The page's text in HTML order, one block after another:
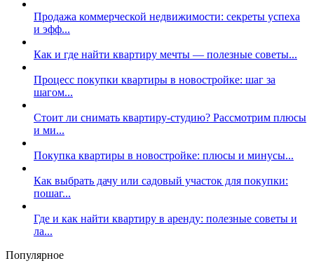
Продажа коммерческой недвижимости: секреты успеха
и эфф...
Как и где найти квартиру мечты — полезные советы...
Процесс покупки квартиры в новостройке: шаг за
шагом...
Стоит ли снимать квартиру-студию? Рассмотрим плюсы
и ми...
Покупка квартиры в новостройке: плюсы и минусы...
Как выбрать дачу или садовый участок для покупки:
пошаг...
Где и как найти квартиру в аренду: полезные советы и
ла...
Популярное